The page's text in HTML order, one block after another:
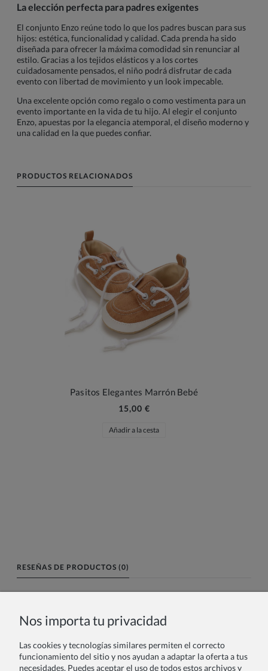
La elección perfecta para padres exigentes
El conjunto Enzo reúne todo lo que los padres buscan para sus
hijos: estética, funcionalidad y calidad. Cada prenda ha sido
diseñada para ofrecer la máxima comodidad sin renunciar al
estilo. Gracias a los tejidos elásticos y a los cortes
cuidadosamente pensados, el niño podrá disfrutar de cada
evento con libertad de movimiento y un look impecable.
Una excelente opción como regalo o como vestimenta para un
evento importante en la vida de tu hijo. Al elegir el conjunto
Enzo, apuestas por la elegancia atemporal, el diseño moderno y
una calidad en la que puedes confiar.
PRODUCTOS RELACIONADOS
Pasitos Elegantes Marrón Bebé
15,00 €
Añadir a la cesta
RESEÑAS DE PRODUCTOS (0)
Tu reseña:
Nos importa tu privacidad
Las cookies y tecnologías similares permiten el correcto
funcionamiento del sitio y nos ayudan a adaptar la oferta a tus
necesidades. Puedes aceptar el uso de todos estos archivos y